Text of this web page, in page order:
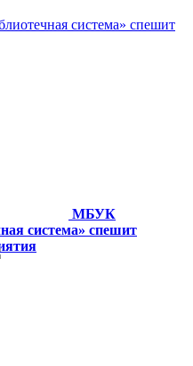
МБУК
система» спешит